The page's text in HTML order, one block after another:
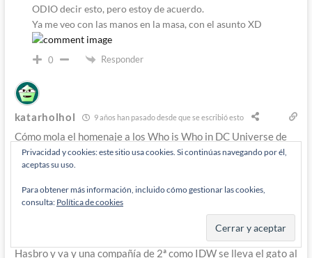
ODIO decir esto, pero estoy de acuerdo.
Ya me veo con las manos en la masa, con el asunto XD
0 Responder
katarholhol 9 años han pasado desde que se escribió esto
Cómo mola el homenaje a los Who is Who in DC Universe de
Young Animal.
Y lo bonito que sería que DC publicase una serie con su propia
continuidad, apartada del duro mainstream, con los diseños
eternos de JLG López.
matraca con el tema de los pleitos por los derechos con
Hasbro y va y una compañía de 2ª como IDW se lleva el gato al
Privacidad y cookies: este sitio usa cookies. Si continúas navegando por él,
aceptas su uso.
Para obtener más información, incluido cómo gestionar las cookies,
consulta: Política de cookies